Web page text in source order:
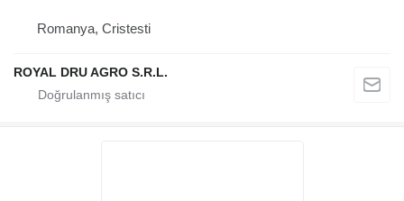
Romanya, Cristesti
ROYAL DRU AGRO S.R.L.